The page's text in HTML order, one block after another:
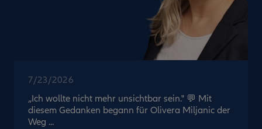
7/23/2026
„Ich wollte nicht mehr unsichtbar sein." 💬 Mit
diesem Gedanken begann für Olivera Miljanic der
Weg ...